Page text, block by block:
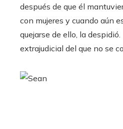
después de que él
con mujeres y cuando aún
quejarse de ello, la
extrajudicial del que no se